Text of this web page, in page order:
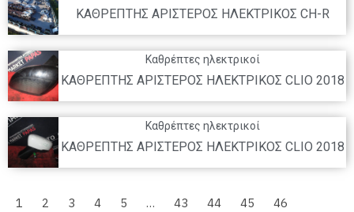
ΚΑΘΡΕΠΤΗΣ ΑΡΙΣΤΕΡΟΣ ΗΛΕΚΤΡΙΚΟΣ CH-R
Καθρέπτες ηλεκτρικοί
ΚΑΘΡΕΠΤΗΣ ΑΡΙΣΤΕΡΟΣ ΗΛΕΚΤΡΙΚΟΣ CLIO 2018
Καθρέπτες ηλεκτρικοί
ΚΑΘΡΕΠΤΗΣ ΑΡΙΣΤΕΡΟΣ ΗΛΕΚΤΡΙΚΟΣ CLIO 2018
1 2 3 4 5 … 43 44 45 46